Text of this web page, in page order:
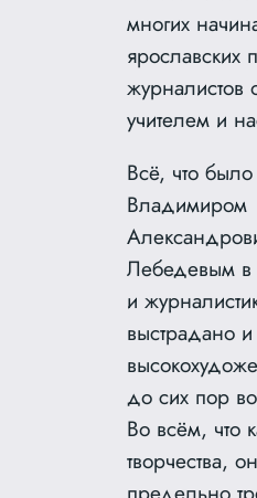
многих
ярославских
журналистов
учителем и
Всё, что
Владимиром
Лебедевым в
и
выстрадано и
до сих пор
Во всём, что
творчества,